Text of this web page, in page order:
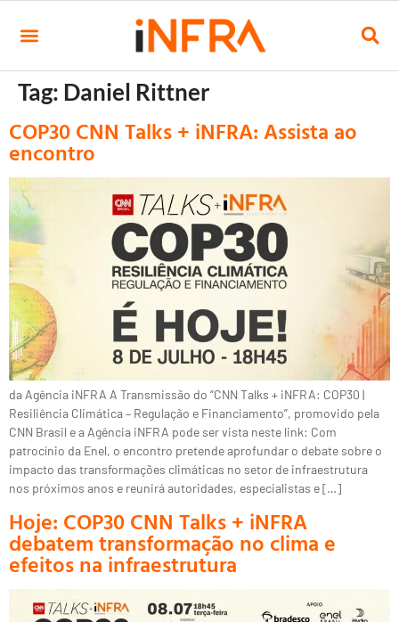
Tag: Daniel Rittner
COP30 CNN Talks + iNFRA: Assista ao
encontro
da Agência iNFRA A Transmissão do “CNN Talks + iNFRA: COP30 |
Resiliência Climática – Regulação e Financiamento”, promovido pela
CNN Brasil e a Agência iNFRA pode ser vista neste link: Com
patrocínio da Enel, o encontro pretende aprofundar o debate sobre o
impacto das transformações climáticas no setor de infraestrutura
nos próximos anos e reunirá autoridades, especialistas e […]
Hoje: COP30 CNN Talks + iNFRA
debatem transformação no clima e
efeitos na infraestrutura